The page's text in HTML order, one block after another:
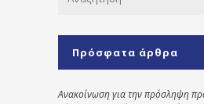
Πρόσφατα άρθρα
Ανακοίνωση για την πρόσληψη